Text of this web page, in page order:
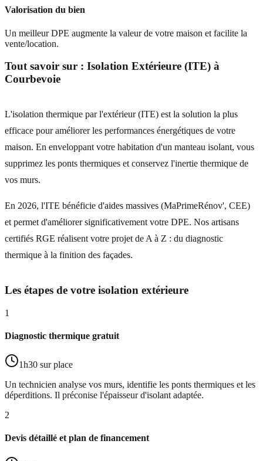
Valorisation du bien
Un meilleur DPE augmente la valeur de votre maison et facilite la
vente/location.
Tout savoir sur : Isolation Extérieure (ITE) à
Courbevoie
L'isolation thermique par l'extérieur (ITE) est la solution la plus
efficace pour améliorer les performances énergétiques de votre
maison. En enveloppant votre habitation d'un manteau isolant, vous
supprimez les ponts thermiques et conservez l'inertie thermique de
vos murs.
En 2026, l'ITE bénéficie d'aides massives (MaPrimeRénov', CEE)
et permet d'améliorer significativement votre DPE. Nos artisans
certifiés RGE réalisent votre projet de A à Z : du diagnostic
thermique à la finition des façades.
Les étapes de votre isolation extérieure
1
Diagnostic thermique gratuit
1h30 sur place
Un technicien analyse vos murs, identifie les ponts thermiques et les
déperditions. Il préconise l'épaisseur d'isolant adaptée.
2
Devis détaillé et plan de financement